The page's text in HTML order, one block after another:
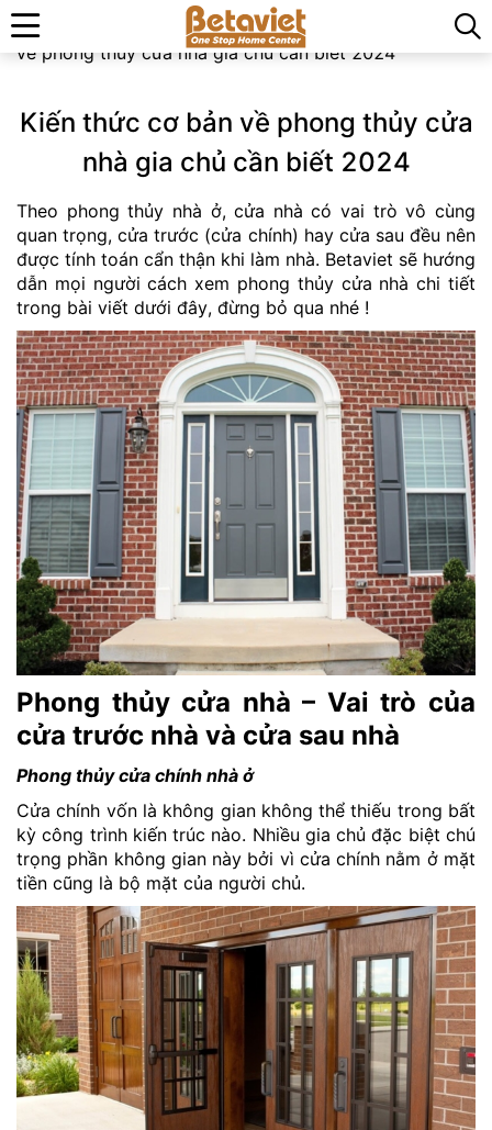
Trang chủ Kiến thức phong thủy»
Kiến thức cơ bản
về phong thủy cửa nhà gia chủ cần biết 2024
Kiến thức cơ bản về phong thủy cửa
nhà gia chủ cần biết 2024
Theo phong thủy nhà ở, cửa nhà có vai trò vô cùng
quan trọng, cửa trước (cửa chính) hay cửa sau đều nên
được tính toán cẩn thận khi làm nhà. Betaviet sẽ hướng
dẫn mọi người cách xem phong thủy cửa nhà chi tiết
trong bài viết dưới đây, đừng bỏ qua nhé !
Phong thủy cửa nhà – Vai trò của
cửa trước nhà và cửa sau nhà
Phong thủy cửa chính nhà ở
Cửa chính vốn là không gian không thể thiếu trong bất
kỳ công trình kiến trúc nào. Nhiều gia chủ đặc biệt chú
trọng phần không gian này bởi vì cửa chính nằm ở mặt
tiền cũng là bộ mặt của người chủ.